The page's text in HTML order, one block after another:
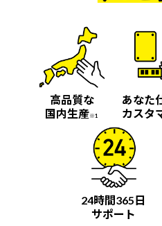
高品質な
国内生産※1
あなた
カスタ
24時間365日
サポート